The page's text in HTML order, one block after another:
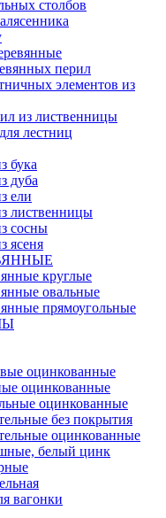
столбов
перил
элементов из
из лиственницы
лестниц
бука
дуба
ели
лиственницы
сосны
ясеня
круглые
овальные
прямоугольные
оцинкованные
оцинкованные
оцинкованные
без покрытия
оцинкованные
белый цинк
вагонки